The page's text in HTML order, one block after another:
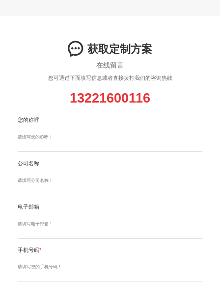
获取定制方案
在线留言
您可通过下面填写信息或者直接拨打我们的咨询热线
13221600116
您的称呼
公司名称
电子邮箱
手机号码*